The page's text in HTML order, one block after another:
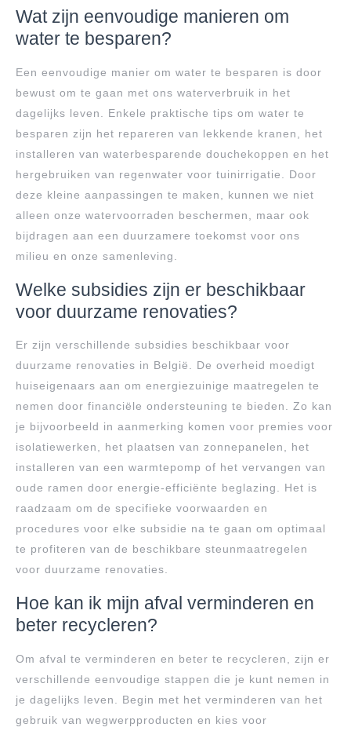
Wat zijn eenvoudige manieren om
water te besparen?
Een eenvoudige manier om water te besparen is door
bewust om te gaan met ons waterverbruik in het
dagelijks leven. Enkele praktische tips om water te
besparen zijn het repareren van lekkende kranen, het
installeren van waterbesparende douchekoppen en het
hergebruiken van regenwater voor tuinirrigatie. Door
deze kleine aanpassingen te maken, kunnen we niet
alleen onze watervoorraden beschermen, maar ook
bijdragen aan een duurzamere toekomst voor ons
milieu en onze samenleving.
Welke subsidies zijn er beschikbaar
voor duurzame renovaties?
Er zijn verschillende subsidies beschikbaar voor
duurzame renovaties in België. De overheid moedigt
huiseigenaars aan om energiezuinige maatregelen te
nemen door financiële ondersteuning te bieden. Zo kan
je bijvoorbeeld in aanmerking komen voor premies voor
isolatiewerken, het plaatsen van zonnepanelen, het
installeren van een warmtepomp of het vervangen van
oude ramen door energie-efficiënte beglazing. Het is
raadzaam om de specifieke voorwaarden en
procedures voor elke subsidie na te gaan om optimaal
te profiteren van de beschikbare steunmaatregelen
voor duurzame renovaties.
Hoe kan ik mijn afval verminderen en
beter recycleren?
Om afval te verminderen en beter te recycleren, zijn er
verschillende eenvoudige stappen die je kunt nemen in
je dagelijks leven. Begin met het verminderen van het
gebruik van wegwerpproducten en kies voor